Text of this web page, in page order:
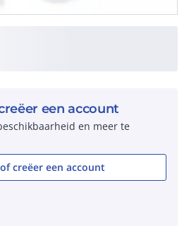
een account
en meer te
creëer een account